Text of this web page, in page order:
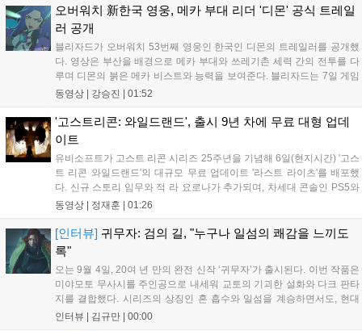
통해 밀도 높은 공포를 선사한다....
오버워치 新한국 영웅, 메카 부대 리더 '디몬' 공식 트레일
러 공개
블리자드가 오버워치 53번째 영웅인 한국인 디몬의 트레일러를 공개했
다. 영상은 부산을 배경으로 메카 부대와 쓰레기촌 세력 간의 전투를 다
루며 디몬의 붉은 메카 비스트와 능력을 보여준다. 블리자드는 7일 게임
플레이 영상 공개를 시작으로 10일 시즌4 트레일러를 선보이며, 11일 시
론의 대립이 본격화될 전망이다....
동영상 | 강승진 | 01:52
'고스트리콘: 와일드랜드', 출시 9년 차에 무료 대형 업데
이트
유비소프트가 고스트 리콘 시리즈 25주년을 기념해 6일(현지시간) '고스
트 리콘 와일드랜드'의 대규모 무료 업데이트 '라스트 라이츠'를 배포했
다. 신규 스토리 임무와 적 라 요로나가 추가되며, 차세대 콘솔인 PS5와
Xbox Series X|S에서 4K 60FPS를 지원한다. 또한 편의성 개선과 함께
리를 제공한다....
동영상 | 정재훈 | 01:26
[인터뷰] 귀무자: 검의 길, "누구나 일섬의 쾌감을 느끼도
록"
오는 9월 4일, 20여 년 만의 완전 신작 ‘귀무자’가 출시된다. 이번 작품은
미야모토 무사시를 주인공으로 내세워 교토의 기괴한 설화와 다크 판타
지를 결합했다. 시리즈의 상징인 혼 흡수와 일섬을 계승하면서도, 현대
적인 검극 액션과 '무너뜨리기 일섬'을 더해 전투의 깊이를 더했다. 개발
인터뷰 | 김규만 | 00:00